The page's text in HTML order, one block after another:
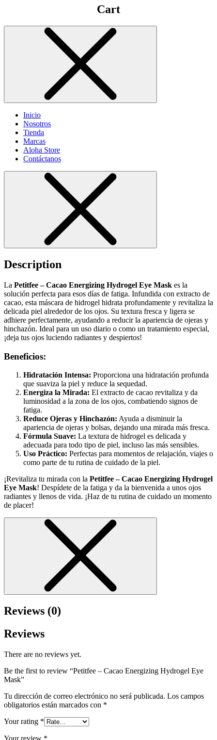
Cart
Inicio
Nosotros
Tienda
Marcas
Aloha Store
Contáctanos
Description
La Petitfee – Cacao Energizing Hydrogel Eye Mask es la
solución perfecta para esos días de fatiga. Infundida con extracto de
cacao, esta máscara de hidrogel hidrata profundamente y revitaliza la
delicada piel alrededor de los ojos. Su textura fresca y ligera se
adhiere perfectamente, ayudando a reducir la apariencia de ojeras y
hinchazón. Ideal para un uso diario o como un tratamiento especial,
¡deja tus ojos luciendo radiantes y despiertos!
Beneficios:
Hidratación Intensa: Proporciona una hidratación profunda
que suaviza la piel y reduce la sequedad.
Energiza la Mirada: El extracto de cacao revitaliza y da
luminosidad a la zona de los ojos, combatiendo signos de
fatiga.
Reduce Ojeras y Hinchazón: Ayuda a disminuir la
apariencia de ojeras y bolsas, dejando una mirada más fresca.
Fórmula Suave: La textura de hidrogel es delicada y
adecuada para todo tipo de piel, incluso las más sensibles.
Uso Práctico: Perfectas para momentos de relajación, viajes o
como parte de tu rutina de cuidado de la piel.
¡Revitaliza tu mirada con la Petitfee – Cacao Energizing Hydrogel
Eye Mask! Despídete de la fatiga y da la bienvenida a unos ojos
radiantes y llenos de vida. ¡Haz de tu rutina de cuidado un momento
de placer!
Reviews (0)
Reviews
There are no reviews yet.
Be the first to review “Petitfee – Cacao Energizing Hydrogel Eye
Mask”
Tu dirección de correo electrónico no será publicada. Los campos
obligatorios están marcados con *
Your rating *
Your review *